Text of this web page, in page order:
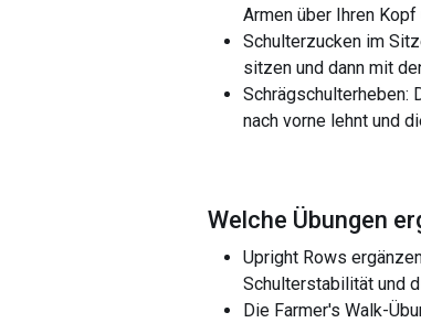
Armen über Ihren
Schulterzucken im
sitzen und dann mit
Schrägschulterheben:
nach vorne lehnt und
Welche Übungen
Upright Rows
Schulterstabilität und
Die Farmer's Walk-